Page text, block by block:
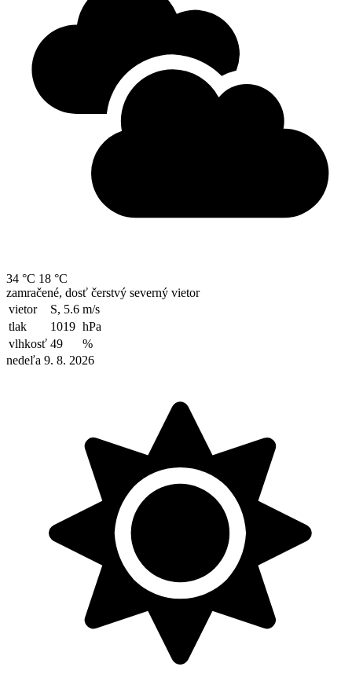
34 °C 18 °C
zamračené, dosť čerstvý severný vietor
vietor
S, 5.6 m/s
tlak
1019 hPa
vlhkosť 49
%
nedeľa 9. 8. 2026